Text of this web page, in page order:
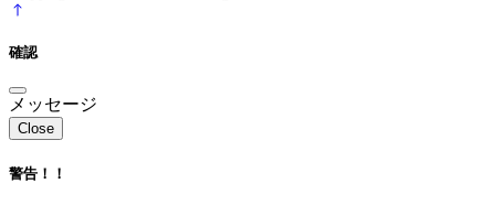
確認
メッセージ
Close
警告！！